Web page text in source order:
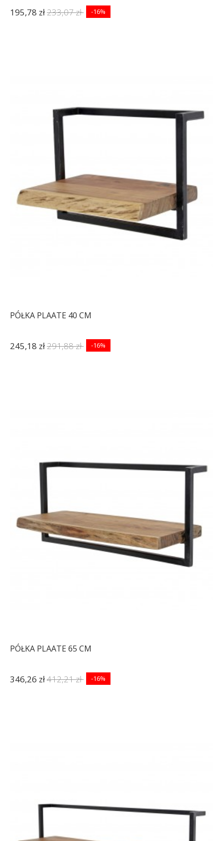
195,78 zł233,07 zł -16%
PÓŁKA PLAATE 40 CM
245,18 zł291,88 zł -16%
PÓŁKA PLAATE 65 CM
346,26 zł412,21 zł -16%